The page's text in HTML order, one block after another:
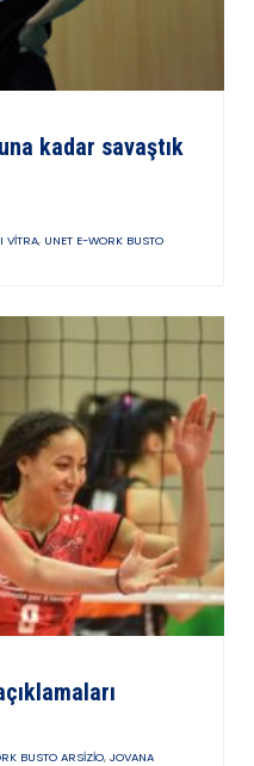
kadar savaştık
VITRA, UNET E-WORK BUSTO
BUSTO ARSIZIO, JOVANA